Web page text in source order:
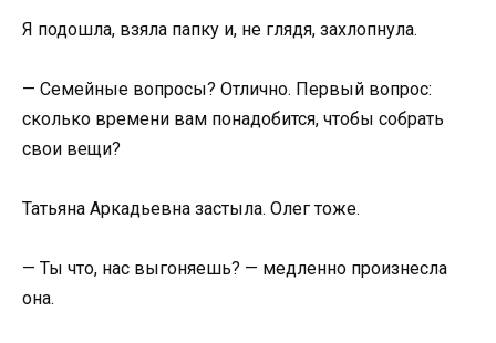
Я подошла, взяла папку и, не глядя, захлопнула.
— Семейные вопросы? Отлично. Первый вопрос:
сколько времени вам понадобится, чтобы собрать
свои вещи?
Татьяна Аркадьевна застыла. Олег тоже.
— Ты что, нас выгоняешь? — медленно произнесла
она.